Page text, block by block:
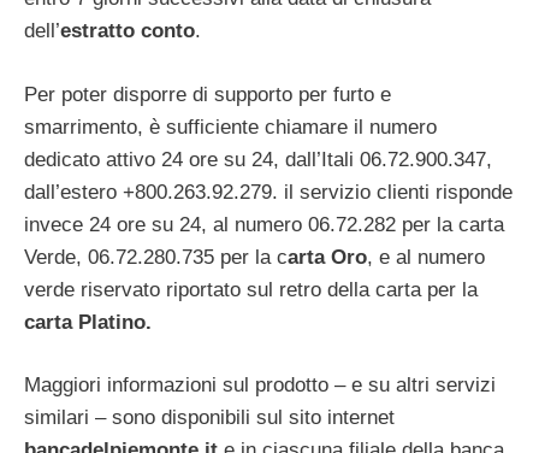
dell’estratto conto.
Per poter disporre di supporto per furto e
smarrimento, è sufficiente chiamare il numero
dedicato attivo 24 ore su 24, dall’Itali 06.72.900.347,
dall’estero +800.263.92.279. il servizio clienti risponde
invece 24 ore su 24, al numero 06.72.282 per la carta
Verde, 06.72.280.735 per la carta Oro, e al numero
verde riservato riportato sul retro della carta per la
carta Platino.
Maggiori informazioni sul prodotto – e su altri servizi
similari – sono disponibili sul sito internet